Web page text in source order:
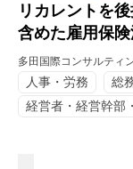
リカレントを
含めた雇用保
多田国際コンサルティ
人事・労務 総
経営者・経営幹部